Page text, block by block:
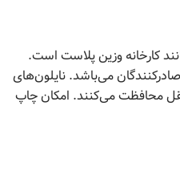
کارخانه وزین پلاست است.
می‌باشد. نایلون‌های
نقل محافظت می‌کنند. امکان چاپ